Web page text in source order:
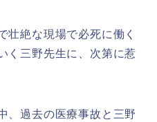
壮絶な現場で必死に働く
く三野先生に、次第に惹
、過去の医療事故と三野